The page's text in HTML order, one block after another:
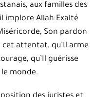
aux familles des
implore Allah Exalté
Son pardon
attentat, qu’Il arme
qu’Il guérisse
le monde.